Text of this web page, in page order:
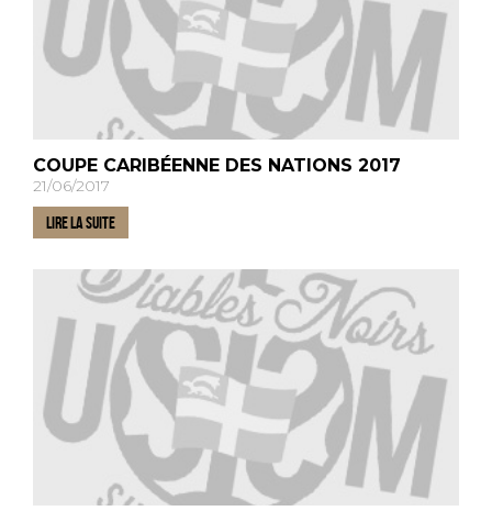
COUPE CARIBÉENNE DES NATIONS 2017
21/06/2017
LIRE LA SUITE